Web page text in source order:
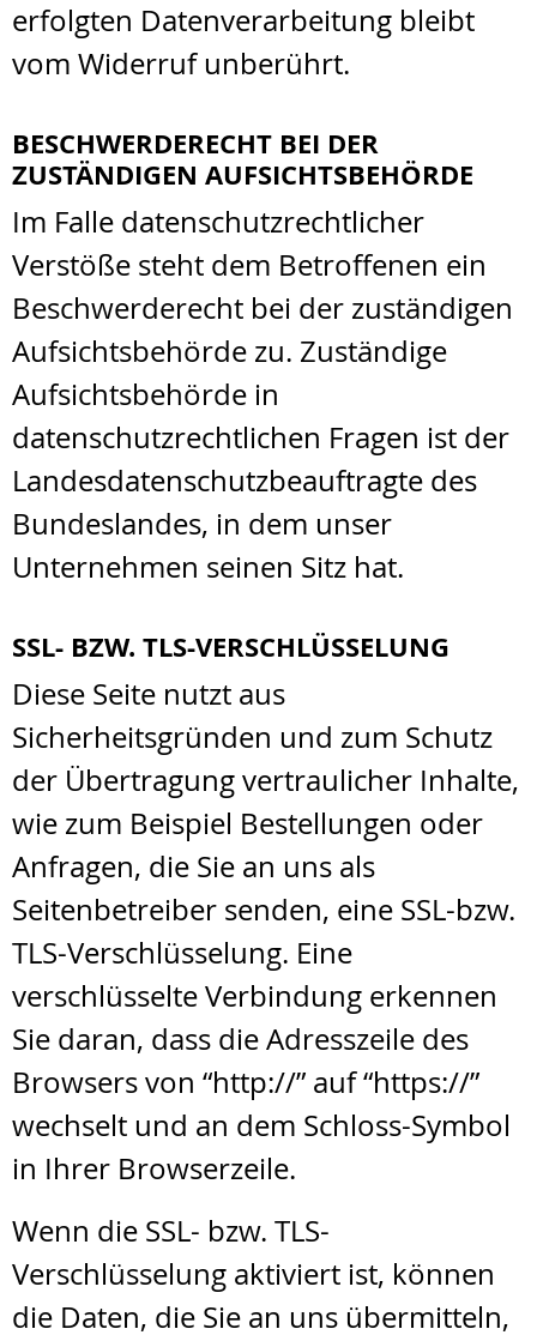
erfolgten Datenverarbeitung bleibt
vom Widerruf unberührt.
BESCHWERDERECHT BEI DER
ZUSTÄNDIGEN AUFSICHTSBEHÖRDE
Im Falle datenschutzrechtlicher
Verstöße steht dem Betroffenen ein
Beschwerderecht bei der zuständigen
Aufsichtsbehörde zu. Zuständige
Aufsichtsbehörde in
datenschutzrechtlichen Fragen ist der
Landesdatenschutzbeauftragte des
Bundeslandes, in dem unser
Unternehmen seinen Sitz hat.
SSL- BZW. TLS-VERSCHLÜSSELUNG
Diese Seite nutzt aus
Sicherheitsgründen und zum Schutz
der Übertragung vertraulicher Inhalte,
wie zum Beispiel Bestellungen oder
Anfragen, die Sie an uns als
Seitenbetreiber senden, eine SSL-bzw.
TLS-Verschlüsselung. Eine
verschlüsselte Verbindung erkennen
Sie daran, dass die Adresszeile des
Browsers von “http://” auf “https://”
wechselt und an dem Schloss-Symbol
in Ihrer Browserzeile.
Wenn die SSL- bzw. TLS-
Verschlüsselung aktiviert ist, können
die Daten, die Sie an uns übermitteln,